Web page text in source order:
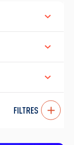
FILTRES